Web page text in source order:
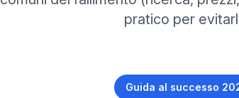
pratico per
Guida al successo